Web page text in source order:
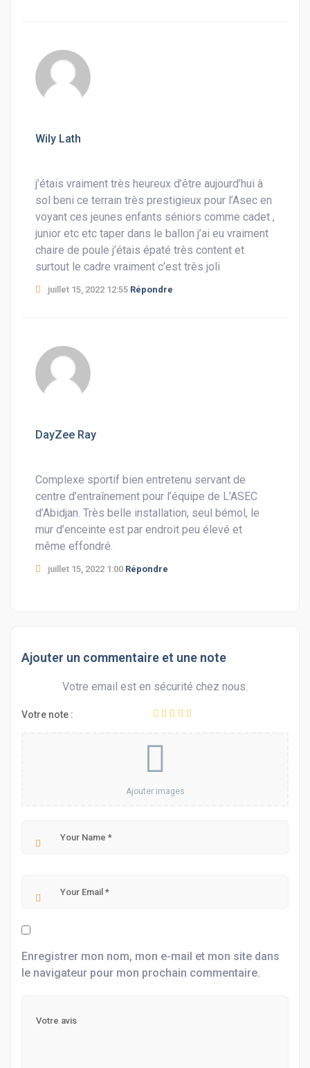
Wily Lath
j’étais vraiment très heureux d’être aujourd’hui à
sol beni ce terrain très prestigieux pour l’Asec en
voyant ces jeunes enfants séniors comme cadet ,
junior etc etc taper dans le ballon j’ai eu vraiment
chaire de poule j’étais épaté très content et
surtout le cadre vraiment c’est très joli
juillet 15, 2022 12:55 Répondre
DayZee Ray
Complexe sportif bien entretenu servant de
centre d’entraînement pour l’équipe de L’ASEC
d’Abidjan. Très belle installation, seul bémol, le
mur d’enceinte est par endroit peu élevé et
même effondré.
juillet 15, 2022 1:00 Répondre
Ajouter un commentaire et une note
Votre email est en sécurité chez nous.
Votre note :
Ajouter images
Enregistrer mon nom, mon e-mail et mon site dans
le navigateur pour mon prochain commentaire.